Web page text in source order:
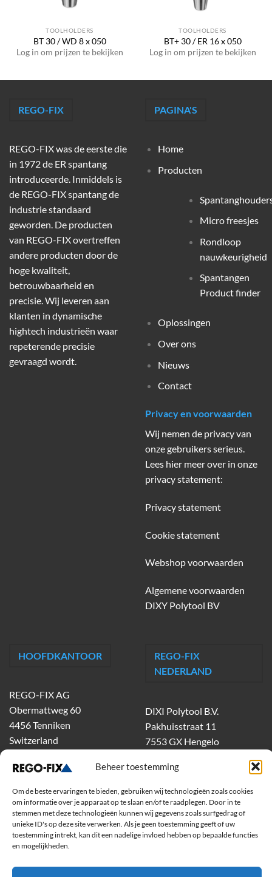
Beheer toestemming
Om de beste ervaringen te bieden, gebruiken wij technologieën zoals cookies
om informatie over je apparaat op te slaan en/of te raadplegen. Door in te
stemmen met deze technologieën kunnen wij gegevens zoals surfgedrag of
unieke ID's op deze site verwerken. Als je geen toestemming geeft of uw
toestemming intrekt, kan dit een nadelige invloed hebben op bepaalde functies
en mogelijkheden.
TOOLHOLDERS
BT 30 / WD 8 x 050
Log in om prijzen te bekijken
TOOLHOLDERS
BT+ 30 / ER 16 x 050
Log in om prijzen te bekijken
REGO-FIX
REGO-FIX was de eerste die
in 1972 de ER spantang
introduceerde. Inmiddels is
de REGO-FIX spantang de
industrie standaard
geworden. De producten
van REGO-FIX overtreffen
andere producten door de
hoge kwaliteit,
betrouwbaarheid en
precisie. Wij leveren aan
klanten in dynamische
hightech industrieën waar
repeterende precisie
gevraagd wordt.
PAGINA'S
Home
Producten
Micro freesjes
Rondloop
nauwkeurigheid
Spantangen
Product finder
Oplossingen
Over ons
Nieuws
Contact
Privacy en voorwaarden
Wij nemen de privacy van
onze gebruikers serieus.
Lees hier meer over in onze
privacy statement:
Privacy statement
Cookie statement
Webshop voorwaarden
Algemene voorwaarden
DIXY Polytool BV
HOOFDKANTOOR
REGO-FIX AG
Obermattweg 60
4456 Tenniken
Switzerland
REGO-FIX
NEDERLAND
DIXI Polytool B.V.
Pakhuisstraat 11
7553 GX Hengelo
dixiholland@dixi.com
www.dixipolytool.com
Volg ons op Youtube
Volg ons op Linkedin